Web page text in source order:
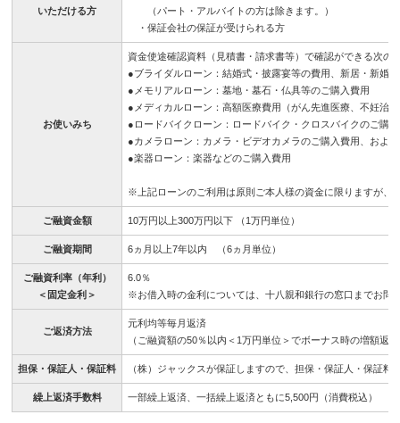
いただける方
（パート・アルバイトの方は除きます。）
・保証会社の保証が受けられる方
お使いみち
資金使途確認資料（見積書・請求書等）で確認ができる次
●ブライダルローン：結婚式・披露宴等の費用、新居・新婚
●メモリアルローン：墓地・墓石・仏具等のご購入費用
●メディカルローン：高額医療費用（がん先進医療、不妊治
●ロードバイクローン：ロードバイク・クロスバイクのご購
●カメラローン：カメラ・ビデオカメラのご購入費用、およ
●楽器ローン：楽器などのご購入費用
※上記ローンのご利用は原則ご本人様の資金に限りますが、
ご融資金額 10万円以上300万円以下 （1万円単位）
ご融資期間 6ヵ月以上7年以内 （6ヵ月単位）
ご融資利率（年利）
＜固定金利＞
6.0％
※お借入時の金利については、十八親和銀行の窓口までお問
ご返済方法
元利均等毎月返済
（ご融資額の50％以内＜1万円単位＞でボーナス時の増額返
担保・保証人・保証料 （株）ジャックスが保証しますので、担保・保証人・保証料
繰上返済手数料 一部繰上返済、一括繰上返済ともに5,500円（消費税込）